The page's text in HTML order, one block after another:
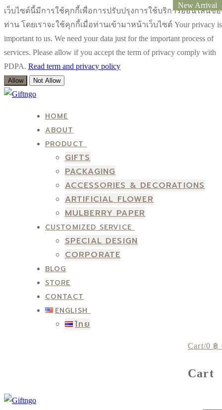
เว็บไซต์นี้มีการใช้คุกกี้เพื่อการปรับปรุงการใช้บริการออนไลน์ขอ
ท่าน โดยเราจะใช้คุกกี้เมื่อท่านเข้ามาหน้าเว็บไซต์ Your privacy is
important to us. We need your data just for the important process of
services. Please allow if you accept the term of privacy comply with
PDPA. Read term and privacy policy
Allow Not Allow
Skip
Menu
Close
HOME
ABOUT
PRODUCT
GIFTS
PACKAGING
ACCESSORIES & DECORATIONS
ARTIFICIAL FLOWER
MULBERRY PAPER
CUSTOMIZED SERVICE
SPECIAL DESIGN
CORPORATE
BLOG
STORE
CONTACT
ENGLISH
ไทย
Cart/0 ฿
Cart
New Arrival
New Arrival
New Arrival
New Arrival